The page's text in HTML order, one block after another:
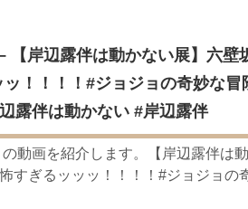
【岸辺露伴は動かない展】六壁
！！！！#ジョジョの奇妙な冒
露伴は動かない #岸辺露伴
動画を紹介します。【岸辺露伴は動
すぎるッッッ！！！！#ジョジョの